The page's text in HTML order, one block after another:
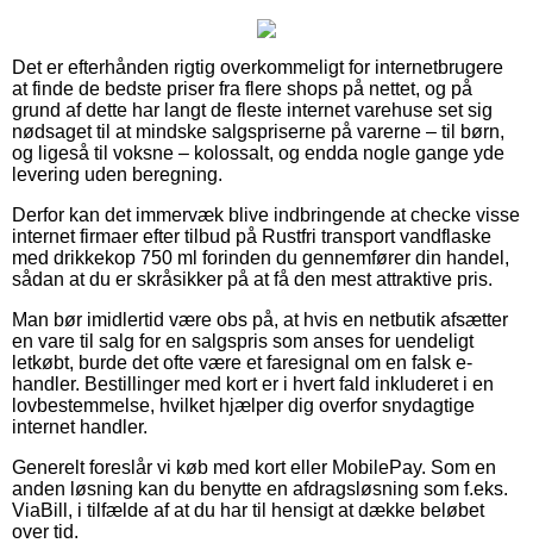
Det er efterhånden rigtig overkommeligt for internetbrugere
at finde de bedste priser fra flere shops på nettet, og på
grund af dette har langt de fleste internet varehuse set sig
nødsaget til at mindske salgspriserne på varerne – til børn,
og ligeså til voksne – kolossalt, og endda nogle gange yde
levering uden beregning.
Derfor kan det immervæk blive indbringende at checke visse
internet firmaer efter tilbud på Rustfri transport vandflaske
med drikkekop 750 ml forinden du gennemfører din handel,
sådan at du er skråsikker på at få den mest attraktive pris.
Man bør imidlertid være obs på, at hvis en netbutik afsætter
en vare til salg for en salgspris som anses for uendeligt
letkøbt, burde det ofte være et faresignal om en falsk e-
handler. Bestillinger med kort er i hvert fald inkluderet i en
lovbestemmelse, hvilket hjælper dig overfor snydagtige
internet handler.
Generelt foreslår vi køb med kort eller MobilePay. Som en
anden løsning kan du benytte en afdragsløsning som f.eks.
ViaBill, i tilfælde af at du har til hensigt at dække beløbet
over tid.